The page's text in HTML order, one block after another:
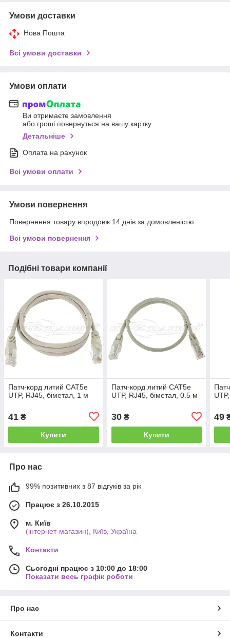
Умови доставки
Нова Пошта
Всі умови доставки
Умови оплати
Ви отримаєте замовлення
або гроші повернуться на вашу картку
Детальніше
Оплата на рахунок
Всі умови оплати
Умови повернення
Повернення товару впродовж 14 днів за домовленістю
Всі умови повернення
Подібні товари компанії
Патч-корд литий CAT5e
UTP, RJ45, біметал, 1 м
41 ₴
Купити
Патч-корд литий CAT5e
UTP, RJ45, біметал, 0.5 м
30₴
Купити
49
Про нас
99% позитивних з 87 відгуків за рік
Працює з 26.10.2015
м. Київ
(інтернет-магазин), Київ, Україна
Контакти
Сьогодні працює з 10:00 до 18:00
Показати весь графік роботи
Про нас
Контакти